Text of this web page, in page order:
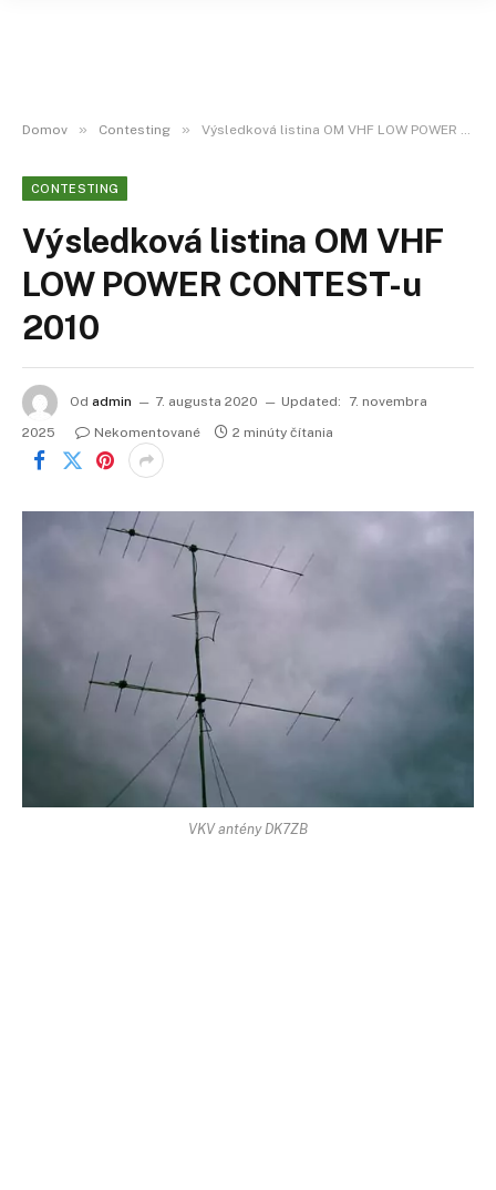
Domov » Contesting » Výsledková listina OM VHF LOW POWER CONTEST-u 2010
CONTESTING
Výsledková listina OM VHF
LOW POWER CONTEST-u
2010
Od admin 7. augusta 2020 Updated:
7. novembra
2025
Nekomentované 2 minúty čítania
VKV antény DK7ZB